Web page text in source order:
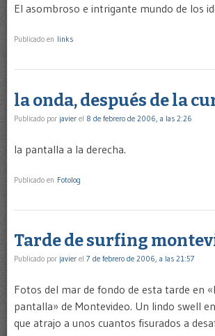
El asombroso e intrigante mundo de los
Publicado en links
la onda, después de la
Publicado por javier el 8 de febrero de 2006, a las 2:26
la pantalla a la derecha.
Publicado en Fotolog
Tarde de surfing
Publicado por javier el 7 de febrero de 2006, a las 21:57
Fotos del mar de fondo de esta tarde en
pantalla» de Montevideo. Un lindo swell
que atrajo a unos cuantos fisurados a